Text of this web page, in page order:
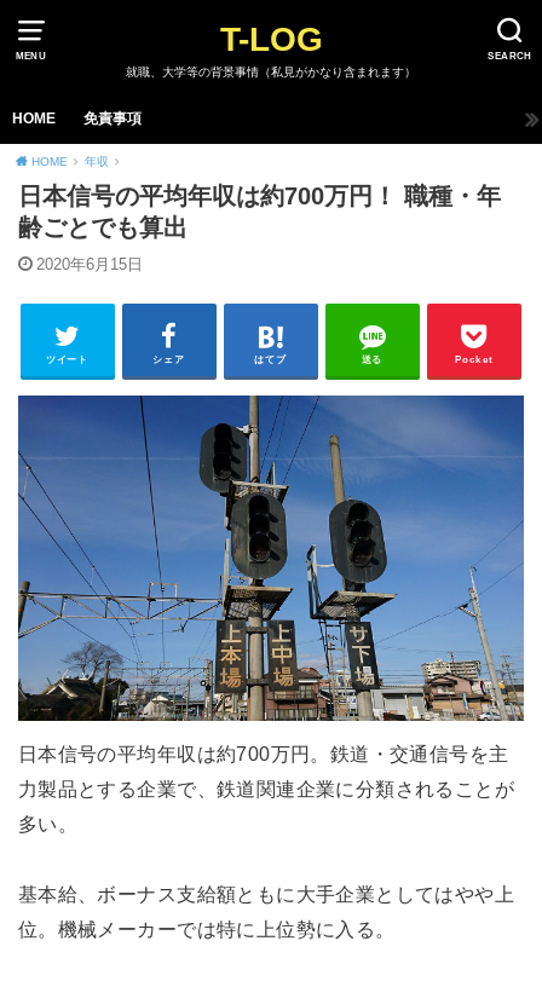
MENU SEARCH
T-LOG
就職、大学等の背景事情（私見がかなり含まれます）
HOME 免責事項
HOME 年収
日本信号の平均年収は約700万円！ 職種・年
齢ごとでも算出
2020年6月15日
ツイート シェア はてブ 送る Pocket
日本信号の平均年収は約700万円。鉄道・交通信号を主
力製品とする企業で、鉄道関連企業に分類されることが
多い。
基本給、ボーナス支給額ともに大手企業としてはやや上
位。機械メーカーでは特に上位勢に入る。